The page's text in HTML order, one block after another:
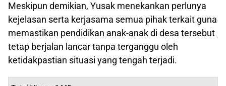
Meskipun demikian, Yusak menekankan perlunya
kejelasan serta kerjasama semua pihak terkait guna
memastikan pendidikan anak-anak di desa tersebut
tetap berjalan lancar tanpa terganggu oleh
ketidakpastian situasi yang tengah terjadi.